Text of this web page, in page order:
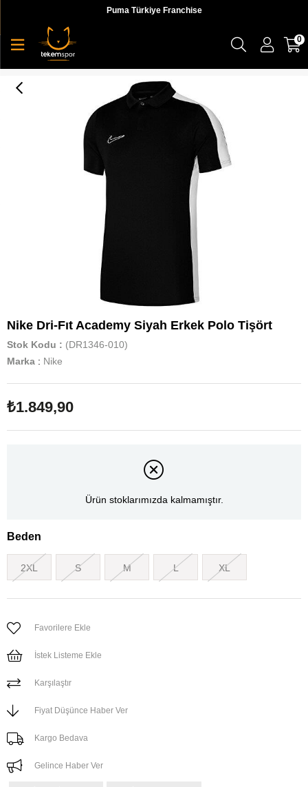
Puma Türkiye Franchise
0
Nike Dri-Fıt Academy Siyah Erkek Polo Tişört
Stok Kodu
(DR1346-010)
Marka : Nike
₺1.849,90
Ürün stoklarımızda kalmamıştır.
Beden
2XL S M L XL
Favorilere Ekle
İstek Listeme Ekle
Karşılaştır
Fiyat Düşünce Haber Ver
Kargo Bedava
Gelince Haber Ver